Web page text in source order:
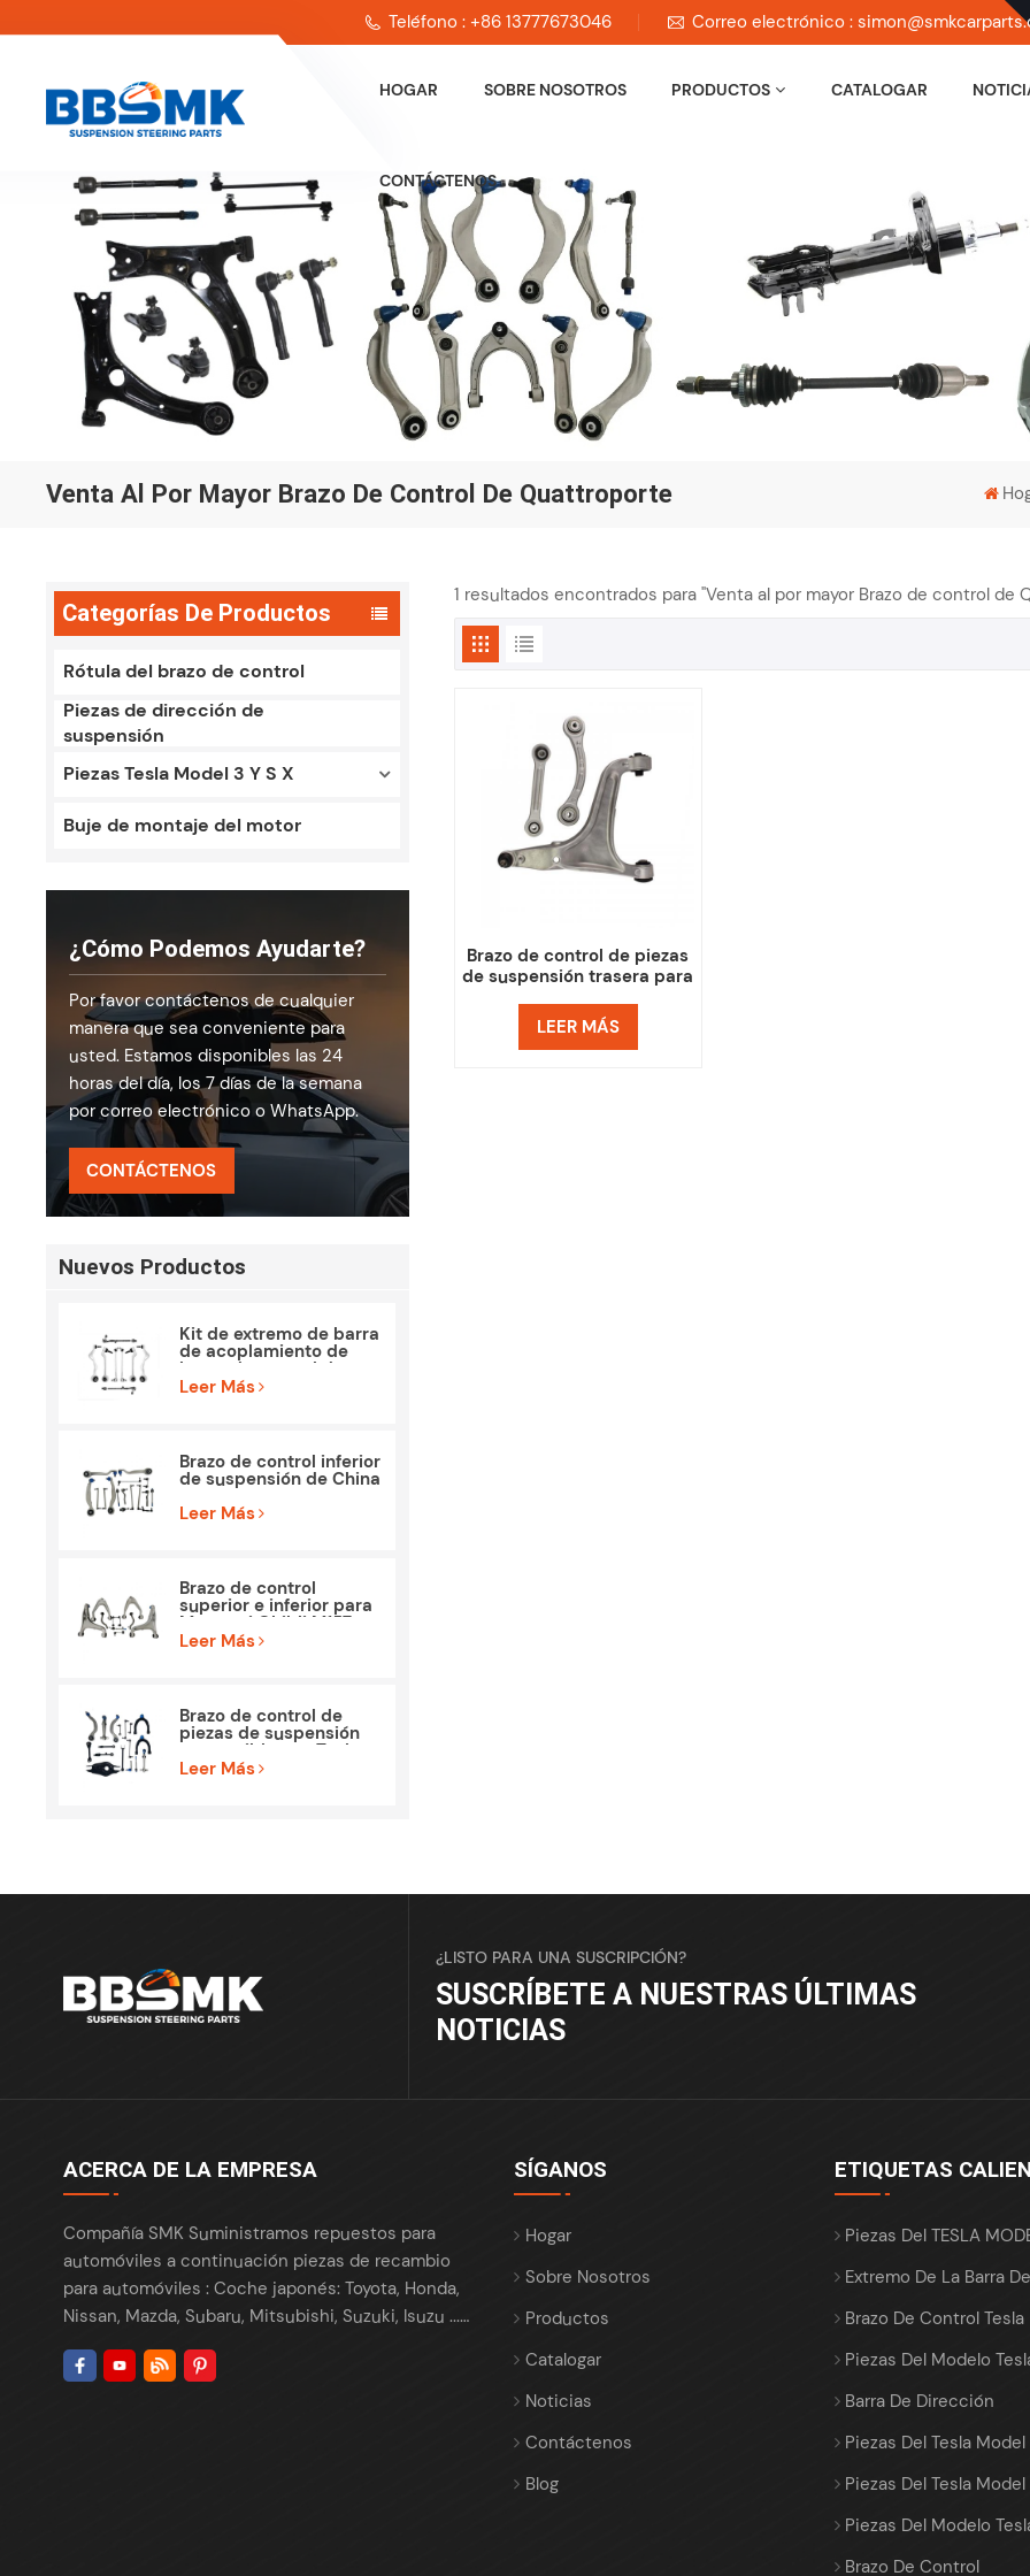
Teléfono : +86 13777673046 Correo electrónico :
HOGAR SOBRE NOSOTROS PRODUCTOS CATALOGAR
CONTÁCTENOS
Venta Al Por Mayor Brazo De Control De Quattroporte
Categorías De Productos
Rótula del brazo de control
Piezas de dirección de
suspensión
Piezas Tesla Model 3 Y S X
Buje de montaje del motor
¿Cómo Podemos Ayudarte?
Por favor contáctenos de cualquier
manera que sea conveniente para
usted. Estamos disponibles las 24
horas del día, los 7 días de la semana
por correo electrónico o WhatsApp.
CONTÁCTENOS
Nuevos Productos
Kit de extremo de barra
de acoplamiento de
brazo de control de
piezas de suspensión
Leer Más
Brazo de control inferior
de suspensión de China
para Mercedes Benz
W212 S212
Leer Más
Brazo de control
superior e inferior para
Maserati Ghibli M157
Piezas
Leer Más
Brazo de control de
piezas de suspensión
compatible con Tesla
Model 3
Leer Más
1 resultados encontrados para "Venta al por mayor Brazo de control de
Brazo de control de piezas
de suspensión trasera para
Quattroporte
LEER MÁS
¿LISTO PARA UNA SUSCRIPCIÓN?
SUSCRÍBETE A NUESTRAS ÚLTIMAS
NOTICIAS
ACERCA DE LA EMPRESA
Compañía SMK Suministramos repuestos para
automóviles a continuación piezas de recambio
para automóviles : Coche japonés: Toyota, Honda,
Nissan, Mazda, Subaru, Mitsubishi, Suzuki, Isuzu ...
Porsche, Maserati, Renault, Peugeot , Citroën, Fiat,
SÍGANOS
Hogar
Sobre Nosotros
Productos
Catalogar
Noticias
Contáctenos
Blog
ETIQUETAS
Piezas Del TESLA
Extremo De La Barra
Brazo De Control Tesla
Piezas Del Modelo
Barra De Dirección
Piezas Del Tesla Model
Piezas Del Tesla Model
Piezas Del Modelo
Brazo De Control